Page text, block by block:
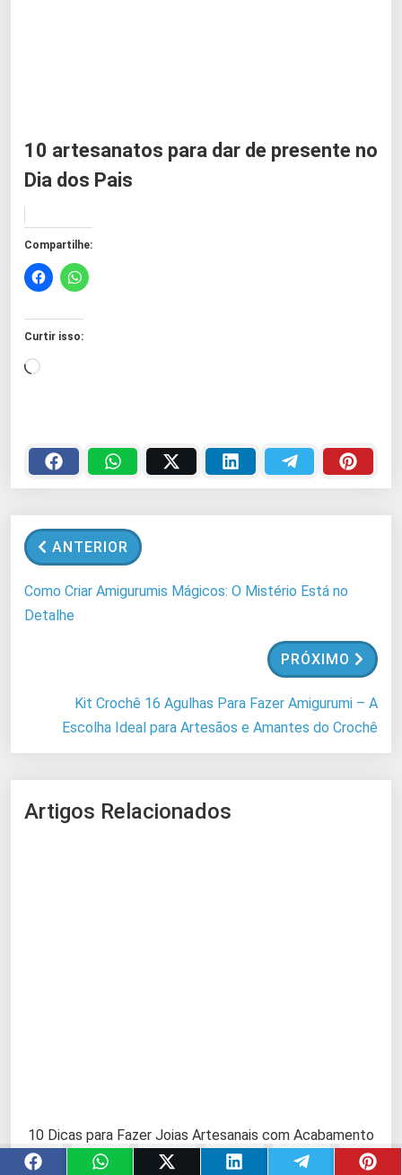
10 artesanatos para dar de presente no
Dia dos Pais
Compartilhe:
Curtir isso:
C
e
g
n
d
ANTERIOR
Como Criar Amigurumis Mágicos: O Mistério Está no
Detalhe
PRÓXIMO
Kit Crochê 16 Agulhas Para Fazer Amigurumi – A
Escolha Ideal para Artesãos e Amantes do Crochê
Artigos Relacionados
10 Dicas para Fazer Joias Artesanais com Acabamento
Profissional